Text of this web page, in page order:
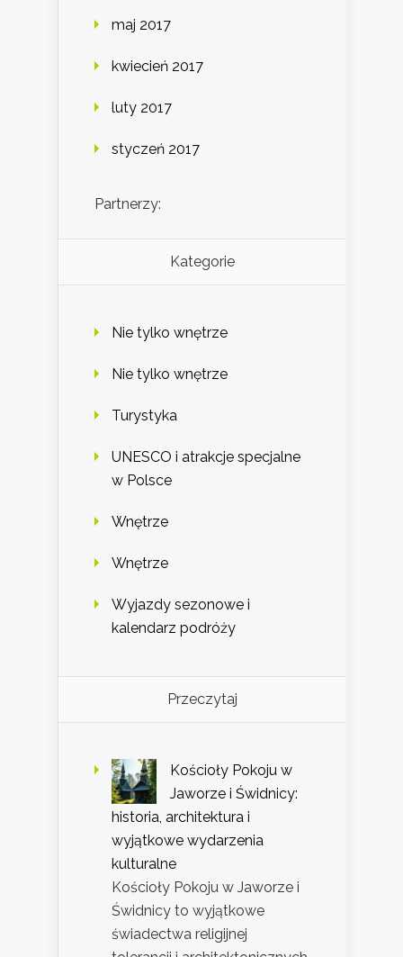
maj 2017
kwiecień 2017
luty 2017
styczeń 2017
Partnerzy:
Kategorie
Nie tylko wnętrze
Nie tylko wnętrze
Turystyka
UNESCO i atrakcje specjalne
w Polsce
Wnętrze
Wnętrze
Wyjazdy sezonowe i
kalendarz podróży
Przeczytaj
Kościoły Pokoju w
Jaworze i Świdnicy:
historia, architektura i
wyjątkowe wydarzenia
kulturalne
Kościoły Pokoju w Jaworze i
Świdnicy to wyjątkowe
świadectwa religijnej